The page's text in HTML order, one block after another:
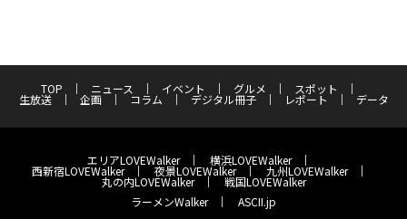
TOP ニュース イベント グルメ スポット
生放送 企画 コラム デジタル冊子 レポート データ
エリアLOVEWalker 横浜LOVEWalker
西新宿LOVEWalker 夜景LOVEWalker 九州LOVEWalker
丸の内LOVEWalker
戦国LOVEWalker
ラーメンWalker
ASCII.jp